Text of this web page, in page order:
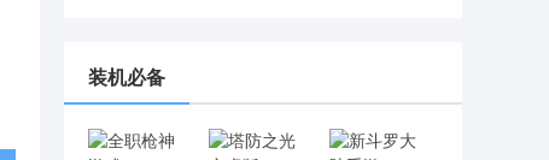
装机必备